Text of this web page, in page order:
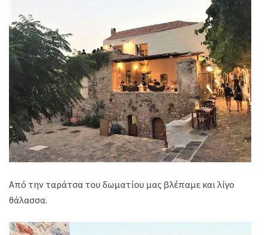
Από την ταράτσα του δωματίου μας βλέπαμε και λίγο
θάλασσα.